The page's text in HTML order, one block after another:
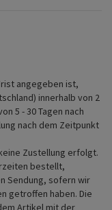
angegeben ist,
innerhalb von 2
5 - 30 Tagen nach
nach dem Zeitpunkt
Zustellung erfolgt.
bestellt,
Sendung, sofern wir
getroffen haben. Die
Artikel mit der